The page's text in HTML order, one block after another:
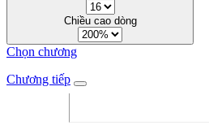
Chiều cao dòng
Chọn chương
Chương tiếp